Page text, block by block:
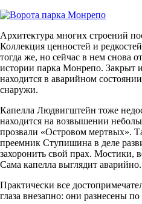
Архитектура многих строений
Коллекция ценностей и
тогда же, но сейчас в нем снова
истории парка Монрепо. Закрыт
находится в аварийном
снаружи.
Капелла Людвигштейн тоже
находится на возвышении
прозвали «Островом мертвых».
преемник Ступишина в деле
захоронить свой прах. Мостики,
Сама капелла выглядит аварийно.
Практически все
глаза внезапно: они разнесены